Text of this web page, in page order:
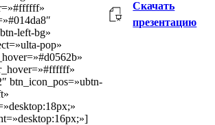
left-bg»
pop»
btn_icon_pos=»ubtn-
Скачать
презентацию